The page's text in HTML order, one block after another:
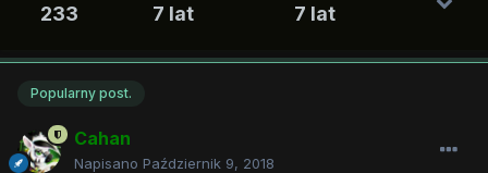
233 7 lat 7 lat
Popularny post.
Cahan
Napisano Październik 9, 2018